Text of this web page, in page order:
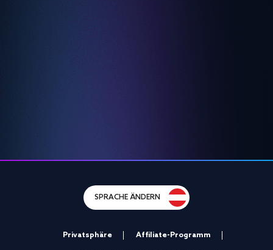
SPRACHE ÄNDERN
Privatsphäre Affiliate-Programm